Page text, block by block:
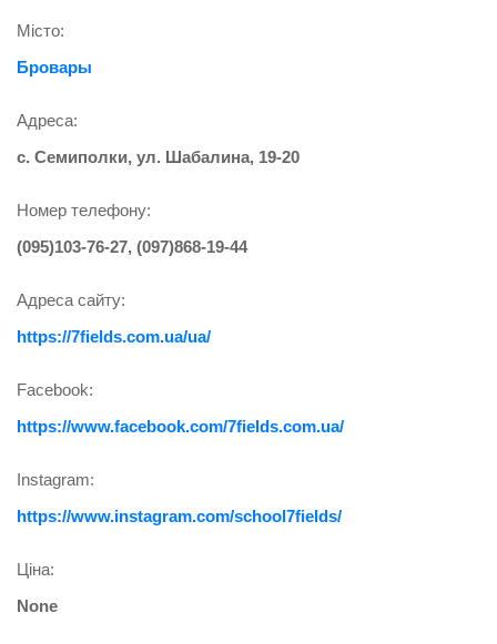
Місто:
Бровары
Адреса:
с. Семиполки, ул. Шабалина, 19-20
Номер телефону:
(095)103-76-27, (097)868-19-44
Адреса сайту:
https://7fields.com.ua/ua/
Facebook:
https://www.facebook.com/7fields.com.ua/
Instagram:
https://www.instagram.com/school7fields/
Ціна:
None